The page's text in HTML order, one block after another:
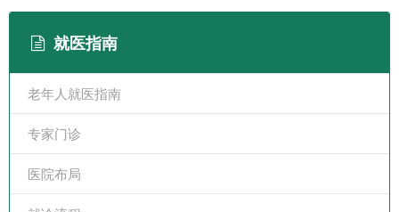
就医指南
老年人就医指南
专家门诊
医院布局